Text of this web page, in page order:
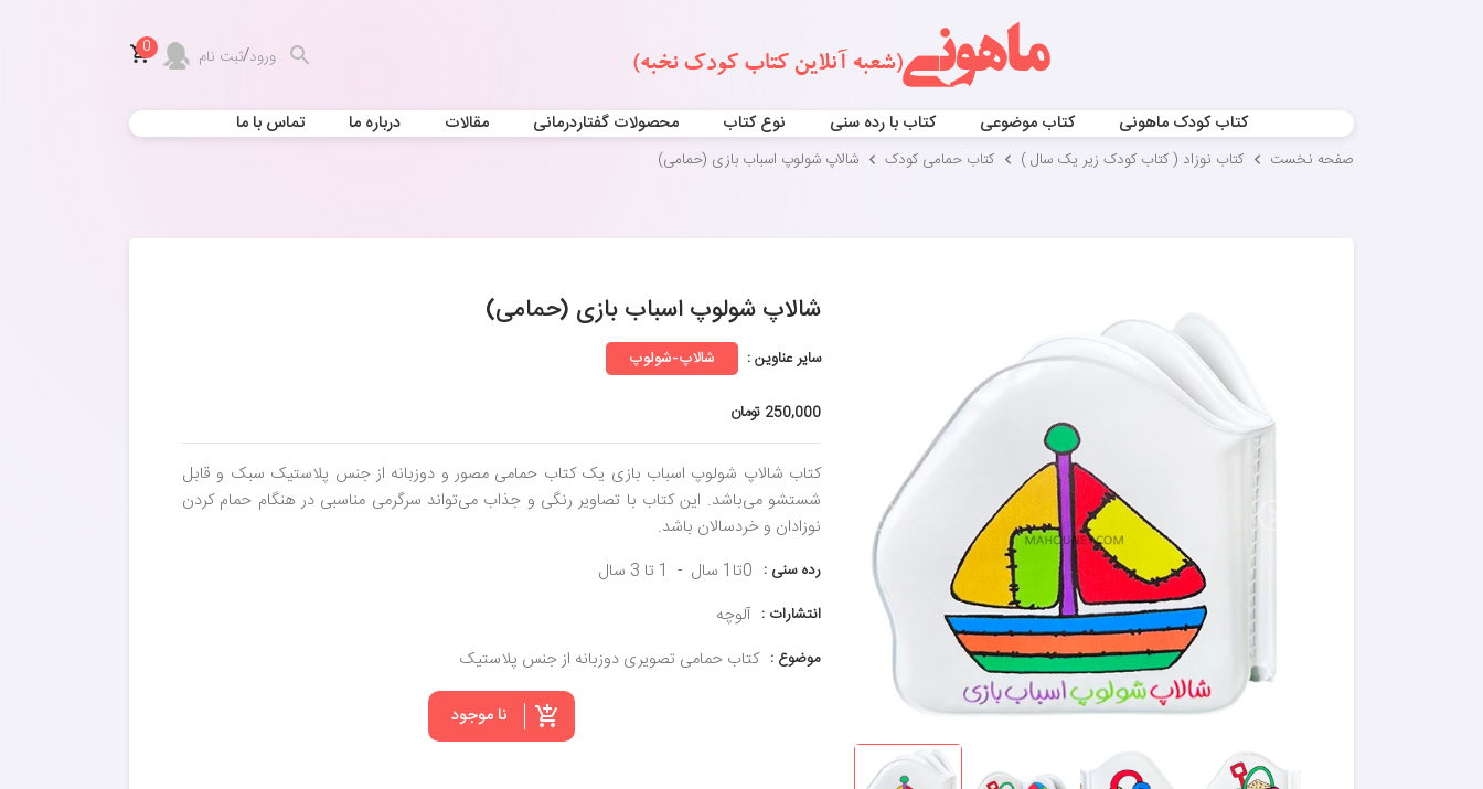
ورود/ثبت نام 0
کتاب کودک ماهونی کتاب موضوعی کتاب با رده سنی نوع کتاب محصولات گفتاردرمانی مقالات درباره ما تماس با ما
صفحه نخست کتاب نوزاد ( کتاب کودک زیر یک سال ) کتاب حمامی کودک شالاپ شولوپ اسباب بازی (حمامی)
شالاپ شولوپ اسباب بازی (حمامی)
سایر عناوین : شالاپ-شولوپ
250,000 تومان
کتاب شالاپ شولوپ اسباب بازی یک کتاب حمامی مصور و دوزبانه از جنس پلاستیک سبک و قابل
شستشو می‌باشد. این کتاب با تصاویر رنگی و جذاب می‌تواند سرگرمی مناسبی در هنگام حمام کردن
نوزادان و خردسالان باشد.
رده سنی : 0تا1 سال 1 تا 3 سال
انتشارات : آلوچه
موضوع : کتاب حمامی تصویری دوزبانه از جنس پلاستیک
نا موجود